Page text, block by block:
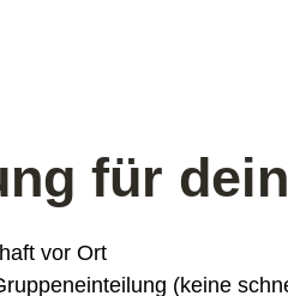
für
vor Ort
(keine